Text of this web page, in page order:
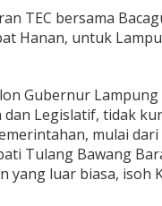
TEC bersama
Hanan, untuk
Gubernur Lampung
Legislatif, tidak
mulai dari
Tulang Bawang
yang luar biasa, isoh